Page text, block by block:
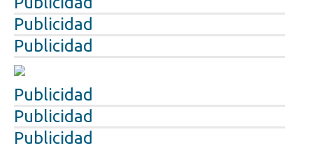
Publicidad
Publicidad
Publicidad
Publicidad
Publicidad